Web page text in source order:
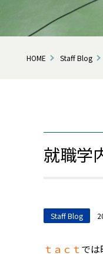
HOME Staff Blog
就職学
Staff Blog
ｔａｃｔで